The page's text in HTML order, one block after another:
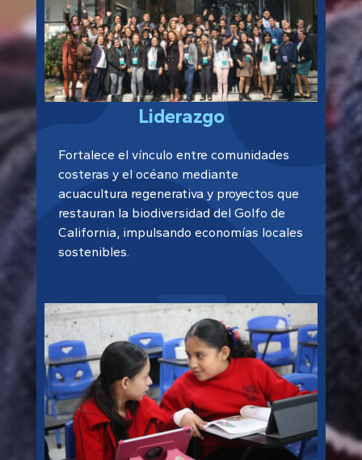
Liderazgo
Fortalece el vínculo entre comunidades
costeras y el océano mediante
acuacultura regenerativa y proyectos que
restauran la biodiversidad del Golfo de
California, impulsando economías locales
sostenibles.